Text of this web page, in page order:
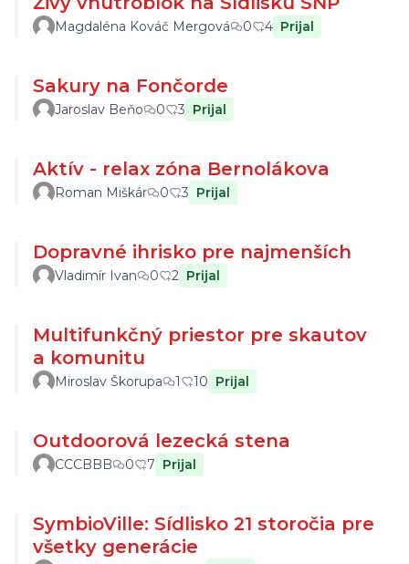
Magdaléna Kováč Mergová 0 4 Prijal
Sakury na Fončorde
Jaroslav Beňo 0 3 Prijal
Aktív - relax zóna Bernolákova
Roman Miškár 0 3 Prijal
Dopravné ihrisko pre najmenších
Vladimír Ivan 0 2 Prijal
Multifunkčný priestor pre skautov
a komunitu
Miroslav Škorupa 1 10 Prijal
Outdoorová lezecká stena
CCCBBB 0 7 Prijal
SymbioVille: Sídlisko 21 storočia pre
všetky generácie